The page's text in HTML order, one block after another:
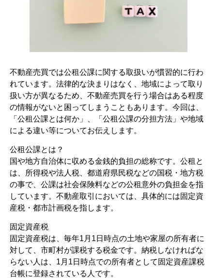
不動産売買では公租公課に関する取扱いが慣習的に行わ
れています。法律的な決まりはなく、地域によって取り
扱い方が異なるため、不動産売買を行う場合はある程度
の情報がないと困ってしまうこともあります。今回は、
「公租公課とは何か」、「公租公課の分担方法」や地域
による違い等についてお伝えします。
公租公課とは？
国や地方自治体に収める金銭的負担の総称です。公租と
は、所得税や法人税、都道府県民税などの国税・地方税
の事で、公課は社会保険料などの公租意外の負担金を指
しています。不動産取引においては、具体的には固定資
産税・都市計画税を指します。
固定資産税
固定資産税は、毎年1月1日時点の土地や家屋の所有者に
対して、市町村が課税する税金です。納税しなければな
らない人は、1月1日時点での所有者として固定資産課税
台帳に登録されている人です。